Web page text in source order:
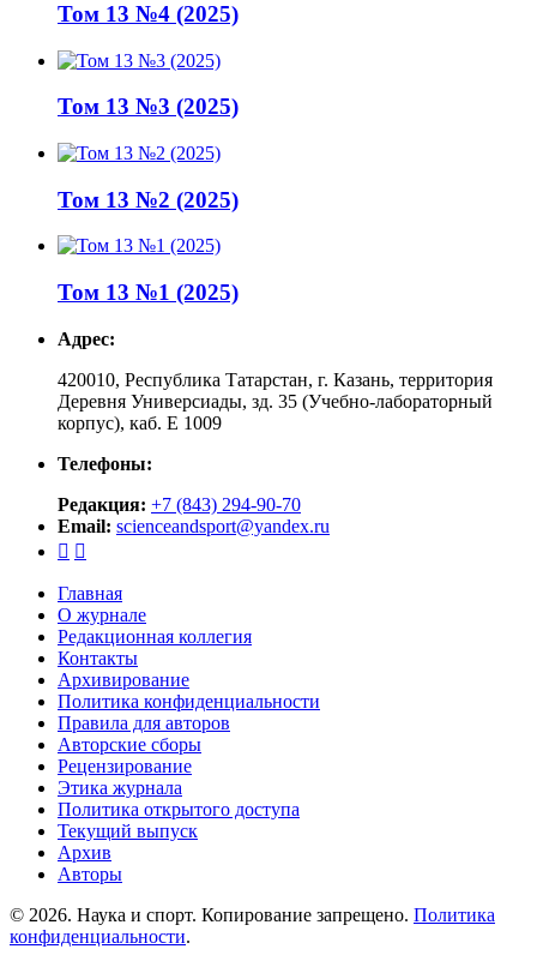
Том 13 №4 (2025)
Том 13 №3 (2025)
Том 13 №2 (2025)
Том 13 №1 (2025)
Адрес:
420010, Республика Татарстан, г. Казань, территория
Деревня Универсиады, зд. 35 (Учебно-лабораторный
корпус), каб. Е 1009
Телефоны:
Редакция: +7 (843) 294-90-70
Email: scienceandsport@yandex.ru
 
Главная
О журнале
Редакционная коллегия
Контакты
Архивирование
Политика конфиденциальности
Правила для авторов
Авторские сборы
Рецензирование
Этика журнала
Политика открытого доступа
Текущий выпуск
Архив
Авторы
© 2026. Наука и спорт. Копирование запрещено. Политика
конфиденциальности.